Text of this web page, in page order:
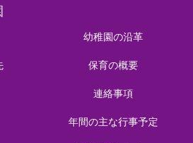
幼稚園の沿革
保育の概要
連絡事項
年間の主な行事予定